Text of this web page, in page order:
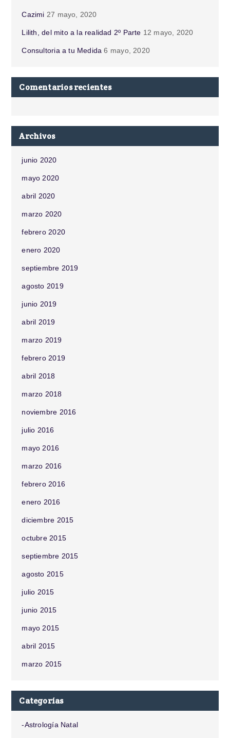
Cazimi 27 mayo, 2020
Lilith, del mito a la realidad 2º Parte 12 mayo, 2020
Consultoria a tu Medida 6 mayo, 2020
Comentarios recientes
Archivos
junio 2020
mayo 2020
abril 2020
marzo 2020
febrero 2020
enero 2020
septiembre 2019
agosto 2019
junio 2019
abril 2019
marzo 2019
febrero 2019
abril 2018
marzo 2018
noviembre 2016
julio 2016
mayo 2016
marzo 2016
febrero 2016
enero 2016
diciembre 2015
octubre 2015
septiembre 2015
agosto 2015
julio 2015
junio 2015
mayo 2015
abril 2015
marzo 2015
Categorías
-Astrología Natal